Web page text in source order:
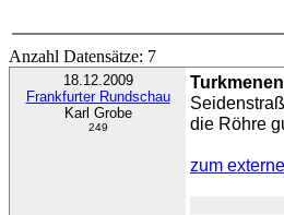
Anzahl Datensätze: 7
18.12.2009
Frankfurter Rundschau
Karl Grobe
249
die Röhre
zum